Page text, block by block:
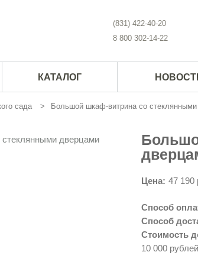
(831) 422-40-20
8 800 302-14-22
КАТАЛОГ
сада Большой шкаф-витрина со
Цена: 47 190
Способ
Способ
Стоимость
10 000